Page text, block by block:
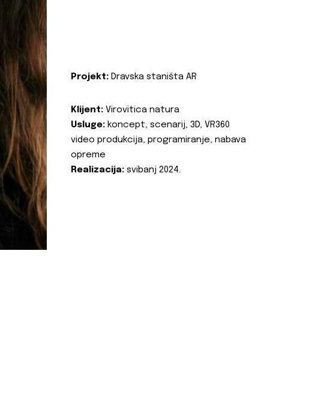
Projekt: Dravska staništa AR
Klijent: Virovitica natura
Usluge: koncept, scenarij, 3D, VR360
video produkcija, programiranje, nabava
opreme
Realizacija: svibanj 2024.